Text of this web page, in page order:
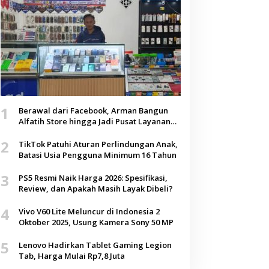
1
Berawal dari Facebook, Arman Bangun
Alfatih Store hingga Jadi Pusat Layanan
2
TikTok Patuhi Aturan Perlindungan Anak,
Batasi Usia Pengguna Minimum 16 Tahun
3
PS5 Resmi Naik Harga 2026: Spesifikasi,
Review, dan Apakah Masih Layak Dibeli?
4
Vivo V60 Lite Meluncur di Indonesia 2
Oktober 2025, Usung Kamera Sony 50 MP
5
Lenovo Hadirkan Tablet Gaming Legion
Tab, Harga Mulai Rp7,8 Juta